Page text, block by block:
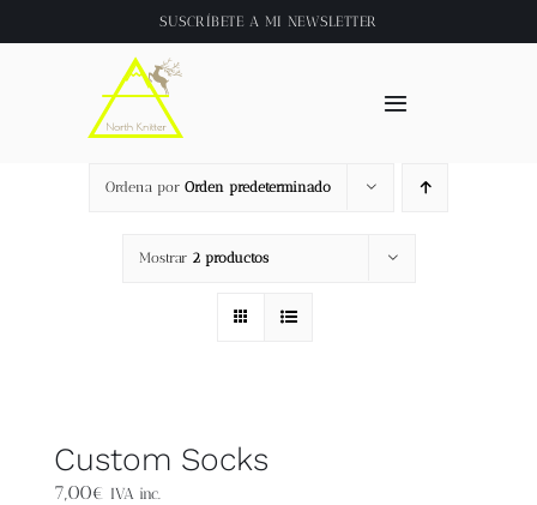
al
SUSCRÍBETE A MI NEWSLETTER
Toggle
Inicio
About
Tienda
Videos
Ordena por Orden predeterminado
Mostrar 2 productos
Custom Socks
7,00€ IVA inc.